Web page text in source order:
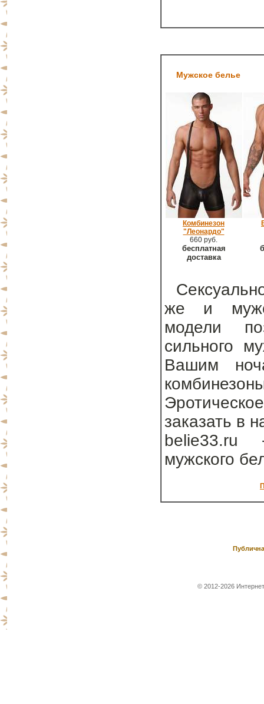
Мужское белье
Комбинезон
"Леонардо"
660 руб.
бесплатная
доставка
же и
модели
сильного
Вашим
заказать в
belie33.ru -
мужского
© 2012-2026